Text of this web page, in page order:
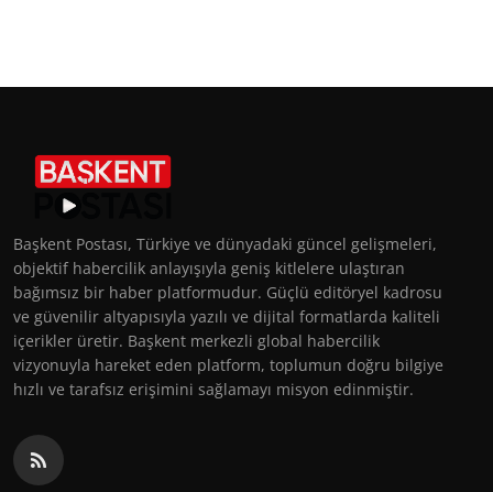
Başkent Postası, Türkiye ve dünyadaki güncel gelişmeleri,
objektif habercilik anlayışıyla geniş kitlelere ulaştıran
bağımsız bir haber platformudur. Güçlü editöryel kadrosu
ve güvenilir altyapısıyla yazılı ve dijital formatlarda kaliteli
içerikler üretir. Başkent merkezli global habercilik
vizyonuyla hareket eden platform, toplumun doğru bilgiye
hızlı ve tarafsız erişimini sağlamayı misyon edinmiştir.